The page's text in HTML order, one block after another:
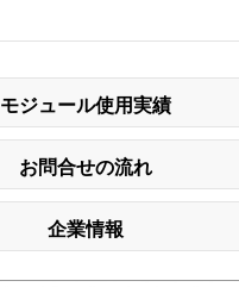
モジュール使用実績
お問合せの流れ
企業情報